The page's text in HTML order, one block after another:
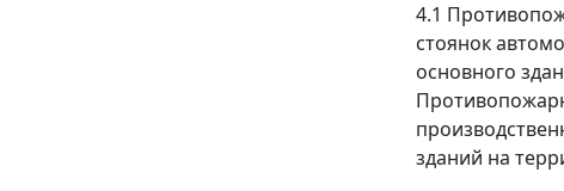
4.1
стоянок
основного
зданий на